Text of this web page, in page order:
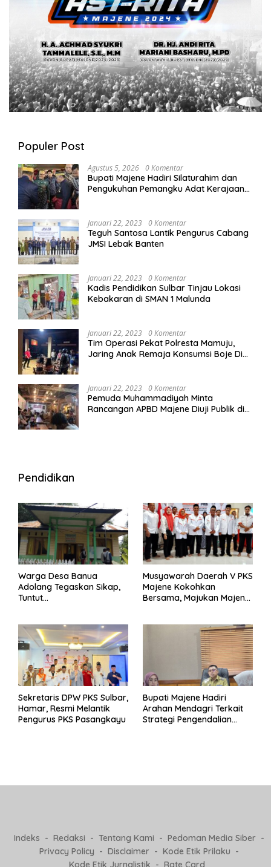
Populer Post
Agustus 5, 2026 0 Komentar
Bupati Majene Hadiri Silaturahim dan
Pengukuhan Pemangku Adat Kerajaan
Januari 22, 2023 0 Komentar
Teguh Santosa Lantik Pengurus Cabang
JMSI Lebak Banten
Januari 22, 2023 0 Komentar
Kadis Pendidikan Sulbar Tinjau Lokasi
Kebakaran di SMAN 1 Malunda
Januari 22, 2023 0 Komentar
Tim Operasi Pekat Polresta Mamuju,
Jaring Anak Remaja Konsumsi Boje Di
Januari 22, 2023 0 Komentar
Pemuda Muhammadiyah Minta
Rancangan APBD Majene Diuji Publik di
Pendidikan
Warga Desa Banua
Adolang Tegaskan Sikap,
Tuntut
Musyawarah Daerah V PKS
Majene Kokohkan
Bersama, Majukan Majene
Sekretaris DPW PKS Sulbar,
Hamar, Resmi Melantik
Pengurus PKS Pasangkayu
Bupati Majene Hadiri
Arahan Mendagri Terkait
Strategi Pengendalian
Indeks Redaksi Tentang Kami
Pedoman Media Siber
Privacy Policy
Disclaimer
Kode Etik Prilaku
Kode Etik Jurnalistik
Rate Card